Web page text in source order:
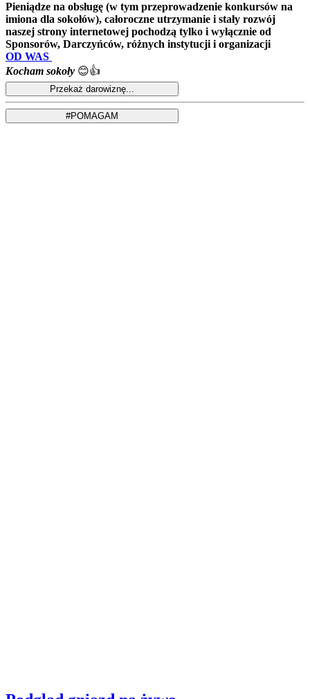
Pieniądze na obsługę (w tym przeprowadzenie konkursów na
imiona dla sokołów), całoroczne utrzymanie i stały rozwój
naszej strony internetowej pochodzą tylko i wyłącznie od
Sponsorów, Darczyńców, różnych instytucji i organizacji
OD WAS
Kocham sokoły 😊👍